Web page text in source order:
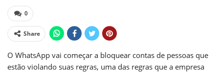
0
Share
O WhatsApp vai começar a bloquear contas de pessoas que
estão violando suas regras, uma das regras que a empresa